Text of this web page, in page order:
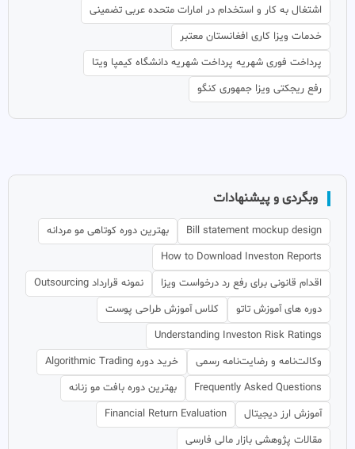
اشتغال به کار و استخدام در امارات متحده عربی تضمینی
خدمات ویزا کاری افغانستان معتبر
پرداخت فوری شهریه پرداخت شهریه دانشگاه کیمپا ویتا
رفع ریجکتی ویزا جمهوری کنگو
وبگردی و پیشنهادات
Bill statement mockup design
بهترین دوره کوتاهی مو مردانه
How to Download Investon Reports
اقدام قانونی برای رفع رد درخواست ویزا
نمونه قرارداد Outsourcing
دوره های آموزش تاتو
کلاس آموزش طراحی پوست
Understanding Investon Risk Ratings
وکالت‌نامه و رضایت‌نامه رسمی
خرید دوره Algorithmic Trading
Frequently Asked Questions
بهترین دوره بافت مو زنانه
آموزش ارز دیجیتال
Financial Return Evaluation
مقالات پژوهشی بازار مالی فارسی